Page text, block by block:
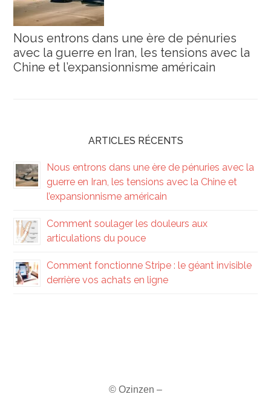
Nous entrons dans une ère de pénuries
avec la guerre en Iran, les tensions avec la
Chine et l’expansionnisme américain
ARTICLES RÉCENTS
Nous entrons dans une ère de pénuries avec la
guerre en Iran, les tensions avec la Chine et
l’expansionnisme américain
Comment soulager les douleurs aux
articulations du pouce
Comment fonctionne Stripe : le géant invisible
derrière vos achats en ligne
© Ozinzen –